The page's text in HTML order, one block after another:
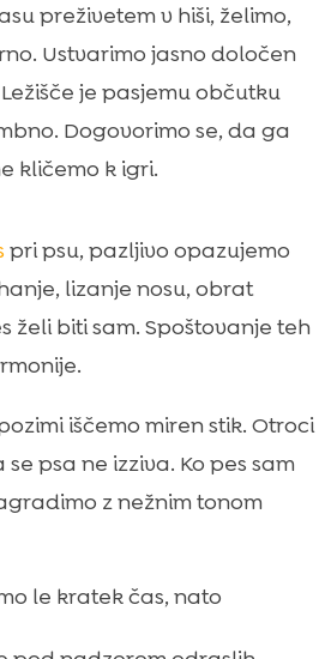
preživetem v hiši, želimo,
Ustvarimo jasno določen
je pasjemu občutku
Dogovorimo se, da ga
kličemo k igri.
pri psu, pazljivo opazujemo
lizanje nosu, obrat
želi biti sam. Spoštovanje teh
iščemo miren stik. Otroci
psa ne izziva. Ko pes sam
z nežnim tonom
le kratek čas, nato